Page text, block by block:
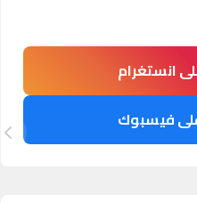
انستغرام
على فيسبوك